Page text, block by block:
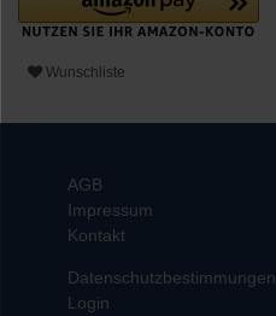
Wunschliste
AGB
Impressum
Kontakt
Datenschutzbestimmungen
Login